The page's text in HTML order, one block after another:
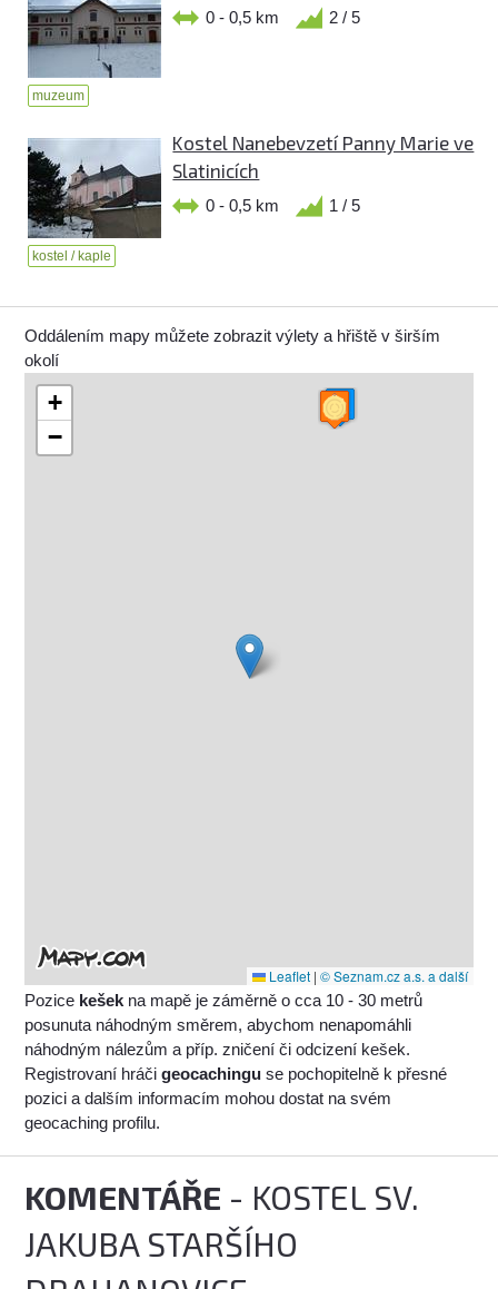
0 - 0,5 km 2 / 5
muzeum
Kostel Nanebevzetí Panny Marie ve
Slatinicích
0 - 0,5 km 1 / 5
kostel / kaple
Oddálením mapy můžete zobrazit výlety a hřiště v širším
okolí
+
−
Leaflet | © Seznam.cz a.s. a další
Pozice kešek na mapě je záměrně o cca 10 - 30 metrů
posunuta náhodným směrem, abychom nenapomáhli
náhodným nálezům a příp. zničení či odcizení kešek.
Registrovaní hráčigeocachingu se pochopitelně k přesné
pozici a dalším informacím mohou dostat na svém
geocaching profilu.
KOMENTÁŘE - KOSTEL SV.
JAKUBA STARŠÍHO